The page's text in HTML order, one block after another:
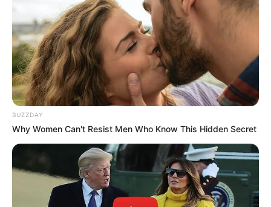
Пов’язаний запис
BUZZDAY
Why Women Can't Resist Men Who Know This Hidden Secret